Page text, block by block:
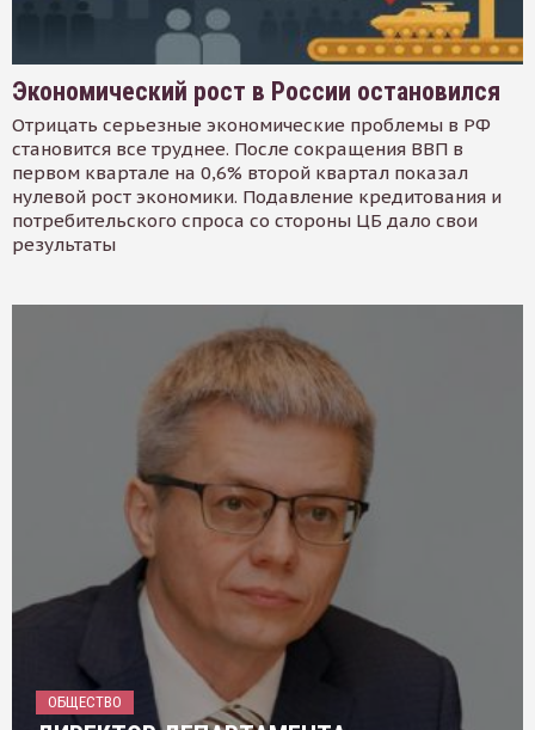
Экономический рост в России остановился
Отрицать серьезные экономические проблемы в РФ
становится все труднее. После сокращения ВВП в
первом квартале на 0,6% второй квартал показал
нулевой рост экономики. Подавление кредитования и
потребительского спроса со стороны ЦБ дало свои
результаты
ОБЩЕСТВО